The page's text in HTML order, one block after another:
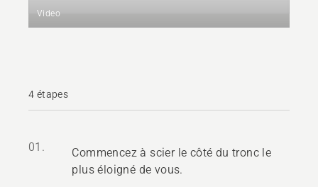
Video
4 étapes
01.
Commencez à scier le côté du tronc le
plus éloigné de vous.